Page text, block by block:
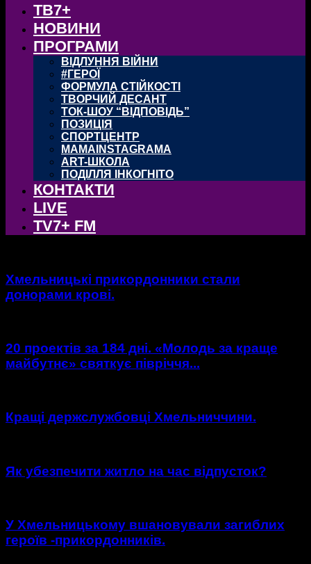
ТВ7+
НОВИНИ
ПРОГРАМИ
ВІДЛУННЯ ВІЙНИ
#ГЕРОЇ
ФОРМУЛА СТІЙКОСТІ
ТВОРЧИЙ ДЕСАНТ
ТОК-ШОУ “ВІДПОВІДЬ”
ПОЗИЦІЯ
СПОРТЦЕНТР
MAMAINSTAGRAMA
ART-ШКОЛА
ПОДІЛЛЯ ІНКОГНІТО
КОНТАКТИ
LIVE
TV7+ FM
Хмельницькі прикордонники стали
донорами крові.
20 проектів за 184 дні. «Молодь за краще
майбутнє» святкує півріччя...
Кращі держслужбовці Хмельниччини.
Як убезпечити житло на час відпусток?
У Хмельницькому вшановували загиблих
героїв -прикордонників.